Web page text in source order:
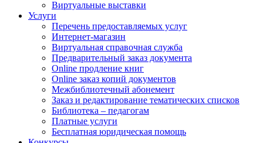
Виртуальные выставки
Услуги
Перечень предоставляемых услуг
Интернет-магазин
Виртуальная справочная служба
Предварительный заказ документа
Online продление книг
Online заказ копий документов
Межбиблиотечный абонемент
Заказ и редактирование тематических списков
Библиотека – педагогам
Платные услуги
Бесплатная юридическая помощь